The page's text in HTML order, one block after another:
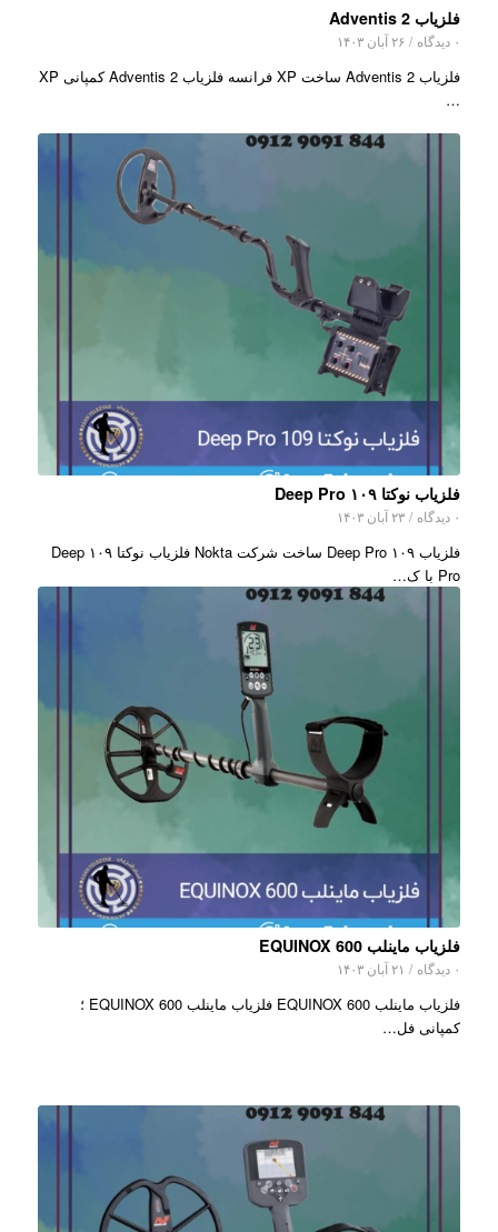
فلزیاب Adventis 2
۰ دیدگاه / ۲۶ آبان ۱۴۰۳
فلزیاب Adventis 2 ساخت XP فرانسه فلزیاب Adventis 2 کمپانی XP
…
فلزیاب نوکتا ۱۰۹ Deep Pro
۰ دیدگاه / ۲۳ آبان ۱۴۰۳
فلزیاب ۱۰۹ Deep Pro ساخت شرکت Nokta فلزیاب نوکتا ۱۰۹ Deep
Pro با ک…
فلزیاب ماینلب EQUINOX 600
۰ دیدگاه / ۲۱ آبان ۱۴۰۳
فلزیاب ماینلب EQUINOX 600 فلزیاب ماینلب EQUINOX 600 ؛
کمپانی فل…